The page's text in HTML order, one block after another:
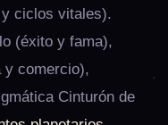
ciclos vitales).
(éxito y fama),
y comercio),
Cinturón de